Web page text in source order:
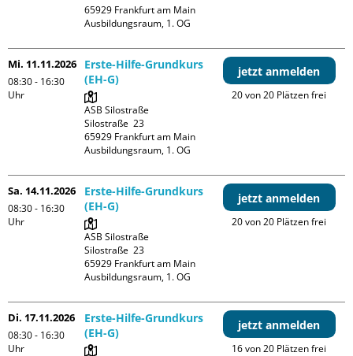
65929 Frankfurt am Main
Ausbildungsraum, 1. OG
Mi. 11.11.2026
08:30 - 16:30
Uhr
Erste-Hilfe-Grundkurs
(EH-G)
ASB Silostraße
Silostraße  23
65929 Frankfurt am Main
Ausbildungsraum, 1. OG
jetzt anmelden
20 von 20 Plätzen frei
Sa. 14.11.2026
08:30 - 16:30
Uhr
Erste-Hilfe-Grundkurs
(EH-G)
ASB Silostraße
Silostraße  23
65929 Frankfurt am Main
Ausbildungsraum, 1. OG
jetzt anmelden
20 von 20 Plätzen frei
Di. 17.11.2026
08:30 - 16:30
Uhr
Erste-Hilfe-Grundkurs
(EH-G)
jetzt anmelden
16 von 20 Plätzen frei